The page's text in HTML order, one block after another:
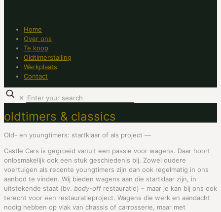
Home
Over ons
Te koop
Oldtimerstalling
Werkplaats
Contact
✕
oldtimers & classics
Old- en youngtimers: startklaar of als project —
Castle Cars is gegroeid vanuit een passie voor wagens. Daar hoort
onlosmakelijk ook een stuk geschiedenis bij. Zowel oudere
voertuigen als recente youngtimers zijn dan ook regelmatig in ons
aanbod te vinden. Wij bieden wagens aan die startklaar zijn, in
uitstekende staat (bv. body-offrestauratie) – maar je kan bij ons ook
terecht voor een restauratieproject. Wagens die werk en aandacht
nodig hebben op vlak van chassis of carrosserie, maar met